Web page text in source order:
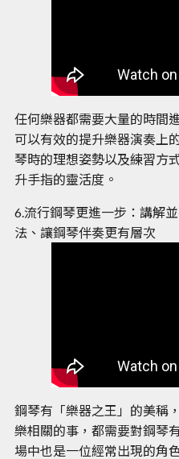
任何樂器都需要大量的時間
可以有效的提升樂器演奏上
琴時的理想姿勢以及練習方
升手指的靈活度。
6.流行鋼琴更進一步：講解
法、讓鋼琴伴奏更有層次
鋼琴有「樂器之王」的美稱
樂相關的事，都需要對鋼琴
場中也是一位經常出現的角